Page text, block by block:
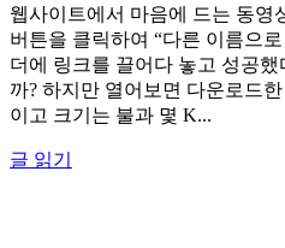
웹사이트에서 마음에 드는 동영
버튼을 클릭하여 “다른 이름으
더에 링크를 끌어다 놓고 성공했
까? 하지만 열어보면 다운로드
이고 크기는 불과 몇 K...
글 읽기